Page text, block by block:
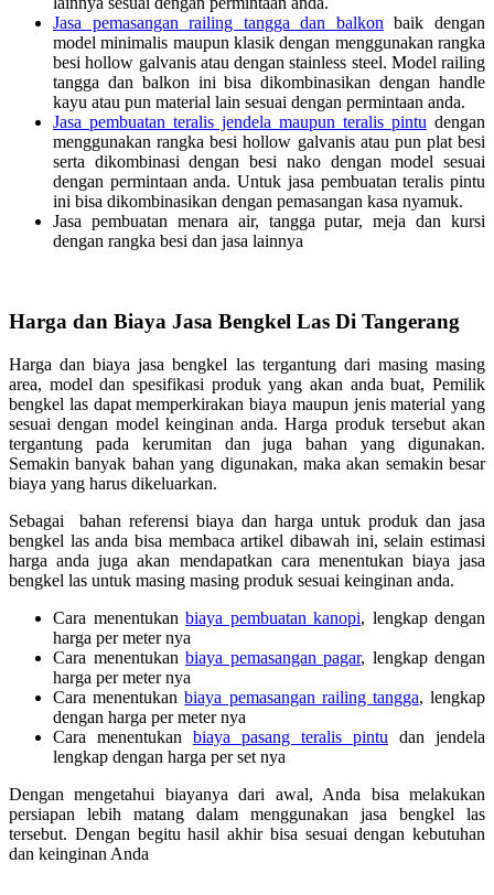
Jasa pemasangan railing tangga dan balkon baik dengan
model minimalis maupun klasik dengan menggunakan rangka
besi hollow galvanis atau dengan stainless steel. Model railing
tangga dan balkon ini bisa dikombinasikan dengan handle
kayu atau pun material lain sesuai dengan permintaan anda.
Jasa pembuatan teralis jendela maupun teralis pintu dengan
menggunakan rangka besi hollow galvanis atau pun plat besi
serta dikombinasi dengan besi nako dengan model sesuai
dengan permintaan anda. Untuk jasa pembuatan teralis pintu
ini bisa dikombinasikan dengan pemasangan kasa nyamuk.
Jasa pembuatan menara air, tangga putar, meja dan kursi
dengan rangka besi dan jasa lainnya
Harga dan Biaya Jasa Bengkel Las Di Tangerang
Harga dan biaya jasa bengkel las tergantung dari masing masing
area, model dan spesifikasi produk yang akan anda buat, Pemilik
bengkel las dapat memperkirakan biaya maupun jenis material yang
sesuai dengan model keinginan anda. Harga produk tersebut akan
tergantung pada kerumitan dan juga bahan yang digunakan.
Semakin banyak bahan yang digunakan, maka akan semakin besar
biaya yang harus dikeluarkan.
Sebagai bahan referensi biaya dan harga untuk produk dan jasa
bengkel las anda bisa membaca artikel dibawah ini, selain estimasi
harga anda juga akan mendapatkan cara menentukan biaya jasa
bengkel las untuk masing masing produk sesuai keinginan anda.
Cara menentukan biaya pembuatan kanopi, lengkap dengan
harga per meter nya
Cara menentukan biaya pemasangan pagar, lengkap dengan
harga per meter nya
Cara menentukanbiaya pemasangan railing tangga, lengkap
dengan harga per meter nya
Cara menentukan biaya pasang teralis pintu dan jendela
lengkap dengan harga per set nya
Dengan mengetahui biayanya dari awal, Anda bisa melakukan
persiapan lebih matang dalam menggunakan jasa bengkel las
tersebut. Dengan begitu hasil akhir bisa sesuai dengan kebutuhan
dan keinginan Anda